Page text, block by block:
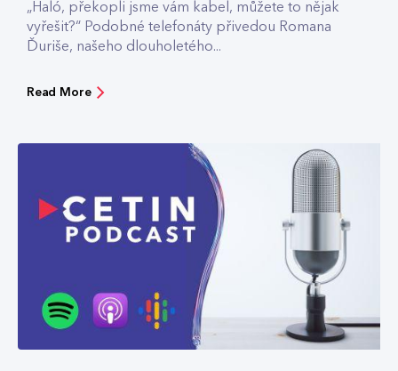
„Haló, překopli jsme vám kabel, můžete to nějak
vyřešit?“ Podobné telefonáty přivedou Romana
Ďuriše, našeho dlouholetého...
Read More